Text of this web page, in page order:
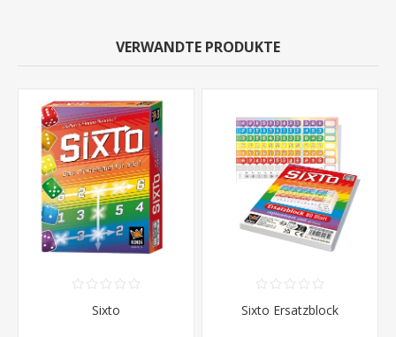
VERWANDTE PRODUKTE
Sixto Sixto Ersatzblock